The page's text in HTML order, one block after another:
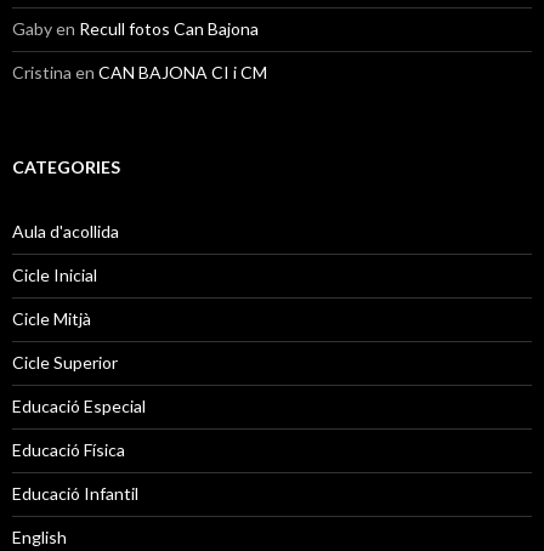
Gabyen Recull fotos Can Bajona
Cristina en CAN BAJONA CI i CM
CATEGORIES
Aula d'acollida
Cicle Inicial
Cicle Mitjà
Cicle Superior
Educació Especial
Educació Física
Educació Infantil
English